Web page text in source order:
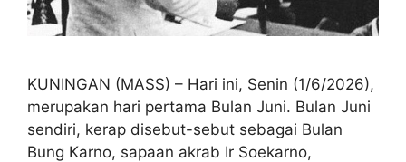
KUNINGAN (MASS) – Hari ini, Senin (1/6/2026),
merupakan hari pertama Bulan Juni. Bulan Juni
sendiri, kerap disebut-sebut sebagai Bulan
Bung Karno, sapaan akrab Ir Soekarno,